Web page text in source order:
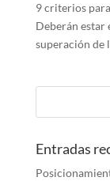
9 criterios
Deberán estar
superación de
Entradas